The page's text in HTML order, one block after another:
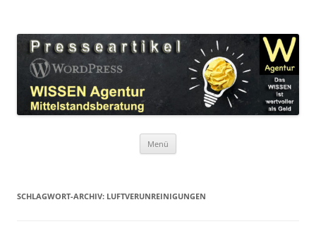
Agentur
Menü
SCHLAGWORT-ARCHIV: LUFTVERUNREINIGUNGEN